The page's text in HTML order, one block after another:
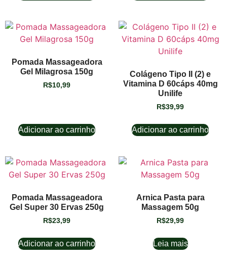
Pomada Massageadora
Gel Milagrosa 150g
R$10,99
Adicionar ao carrinho
Colágeno Tipo II (2) e
Vitamina D 60cáps 40mg
Unilife
R$39,99
Adicionar ao carrinho
Pomada Massageadora
Gel Super 30 Ervas 250g
R$23,99
Adicionar ao carrinho
Arnica Pasta para
Massagem 50g
R$29,99
Leia mais